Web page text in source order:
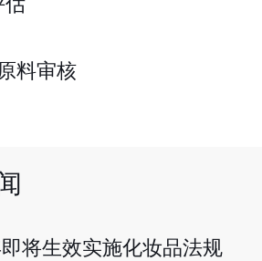
料审核
将生效实施化妆品法规